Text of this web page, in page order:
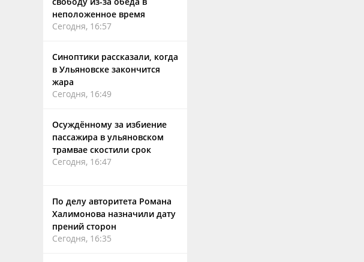
неположенное время
Сегодня, 16:57
Синоптики рассказали, когда
в Ульяновске закончится
жара
Сегодня, 16:49
Осуждённому за избиение
пассажира в ульяновском
трамвае скостили срок
Сегодня, 16:47
По делу авторитета Романа
Халимонова назначили дату
прений сторон
Сегодня, 16:35